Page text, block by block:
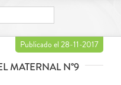
Publicado el 28-11-2017
MATERNAL N°9